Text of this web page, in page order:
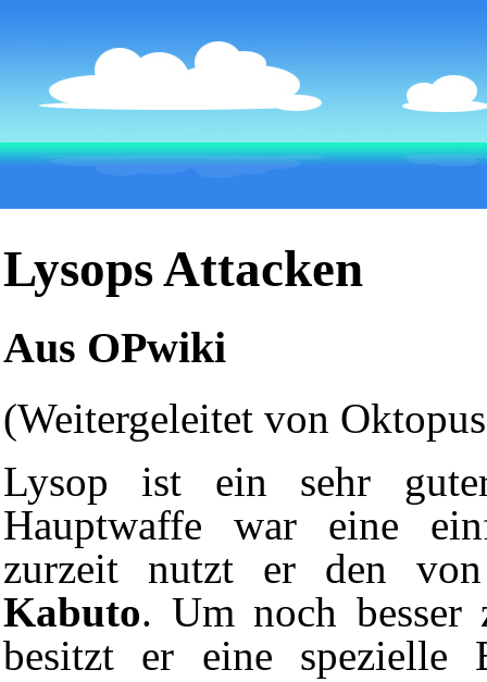
Lysops Attacken
Aus OPwiki
(Weitergeleitet von
Lysop ist ein sehr
Hauptwaffe war eine
zurzeit nutzt er den
Kabuto. Um noch besser
besitzt er eine